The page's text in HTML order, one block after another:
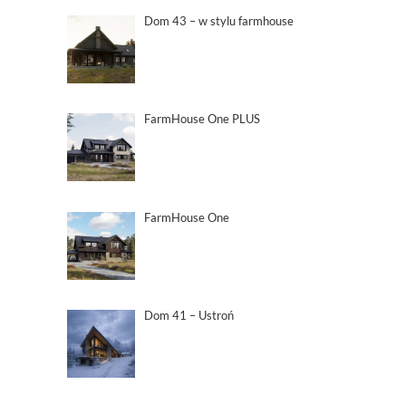
Dom 43 – w stylu farmhouse
FarmHouse One PLUS
FarmHouse One
Dom 41 – Ustroń